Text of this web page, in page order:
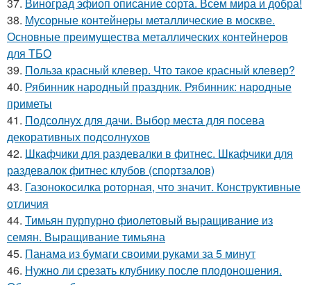
37. Виноград эфиоп описание сорта. Всем мира и добра!
38. Мусорные контейнеры металлические в москве.
Основные преимущества металлических контейнеров
для ТБО
39. Польза красный клевер. Что такое красный клевер?
40. Рябинник народный праздник. Рябинник: народные
приметы
41. Подсолнух для дачи. Выбор места для посева
декоративных подсолнухов
42. Шкафчики для раздевалки в фитнес. Шкафчики для
раздевалок фитнес клубов (спортзалов)
43. Газонокосилка роторная, что значит. Конструктивные
отличия
44. Тимьян пурпурно фиолетовый выращивание из
семян. Выращивание тимьяна
45. Панама из бумаги своими руками за 5 минут
46. Нужно ли срезать клубнику после плодоношения.